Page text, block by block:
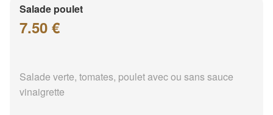
Salade poulet
7.50 €
Salade verte, tomates, poulet avec ou sans sauce
vinaigrette